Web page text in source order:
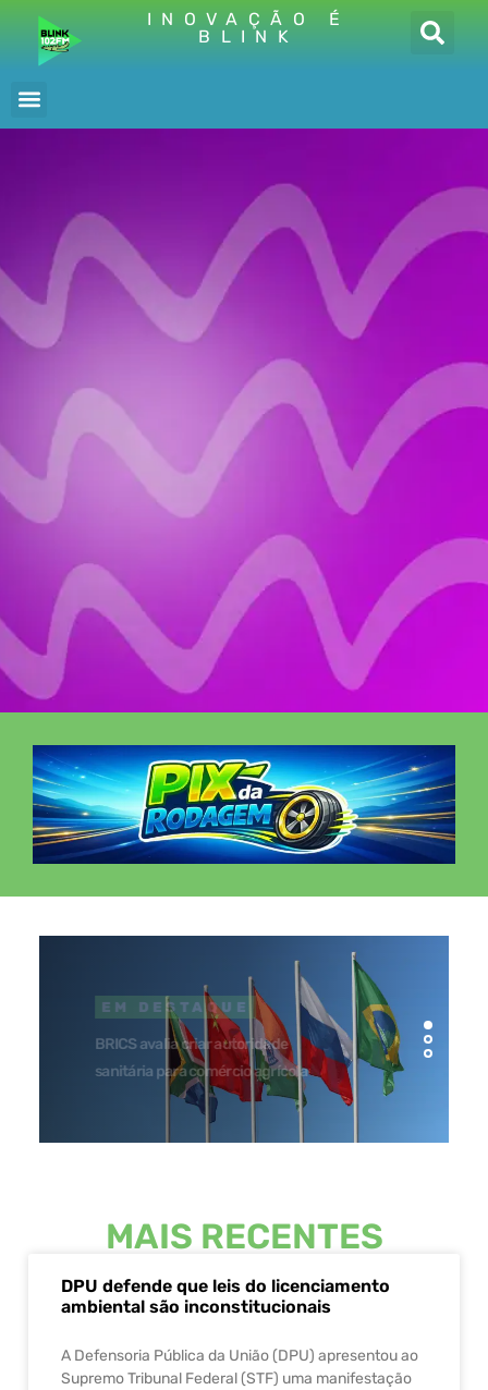
INOVAÇÃO É
BLINK
MAIS RECENTES
DPU defende que leis do licenciamento
ambiental são inconstitucionais
A Defensoria Pública da União (DPU) apresentou ao
Supremo Tribunal Federal (STF) uma manifestação
EM DESTAQUE
BRICS avalia criar autoridade
sanitária para comércio agrícola